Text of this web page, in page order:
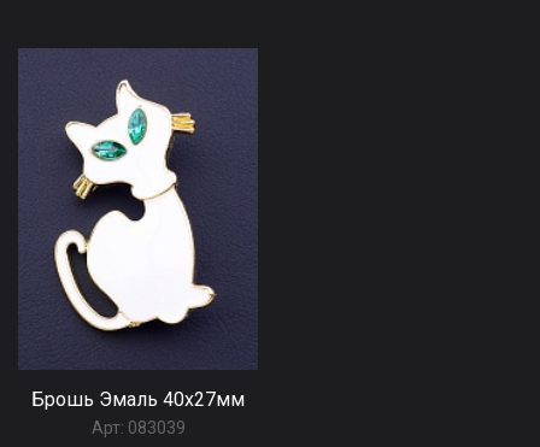
Брошь Эмаль 40x27мм
Арт: 083039